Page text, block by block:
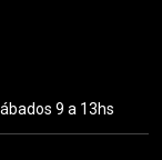
9 a 13hs